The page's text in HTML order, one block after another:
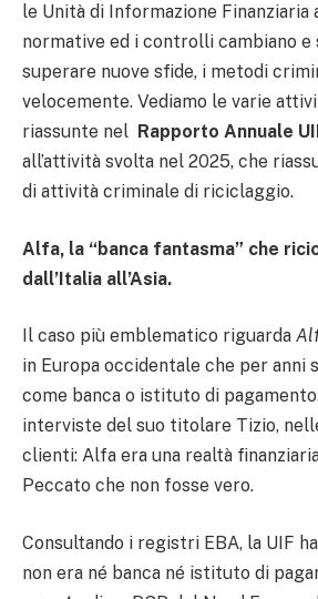
le Unità di Informazione Finanziaria
normative ed i controlli cambiano e
superare nuove sfide, i metodi
velocemente. Vediamo le varie
riassunte nel Rapporto Annuale
all’attività svolta nel 2025, che
di attività criminale di riciclaggio.
Alfa, la “banca fantasma” che
dall’Italia all’Asia.
Il caso più emblematico riguarda
in Europa occidentale che per anni
come banca o istituto di
interviste del suo titolare Tizio,
clienti: Alfa era una realtà
Peccato che non fosse vero.
Consultando i registri EBA, la UIF
non era né banca né istituto di